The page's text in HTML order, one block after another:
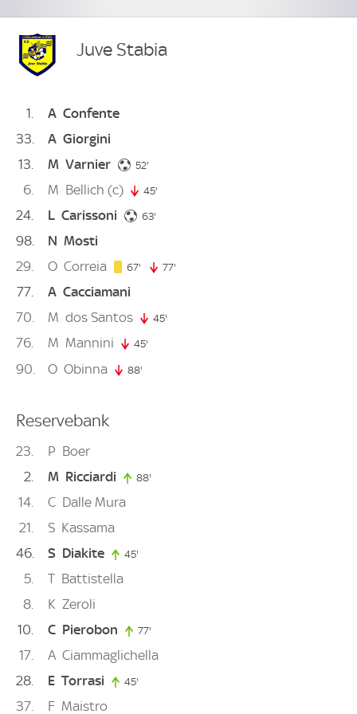
Juve Stabia
1 A Confente
33
A Giorgini
13
M Varnier 52'
6 M Bellich (c) 45'
24 L Carissoni 63'
98 N Mosti
29
O Correia 67' 67. minute
77'
77 A Cacciamani
70
M dos Santos 45'
76 M Mannini 45'
90 O Obinna 88'
Reservebank
23 P Boer
2
M Ricciardi 88'
14 C Dalle Mura
21
S Kassama
46
S Diakite 45'
5 T Battistella
8
K Zeroli
10
C Pierobon 77'
17 A Ciammaglichella
28
E Torrasi 45'
37 F Maistro